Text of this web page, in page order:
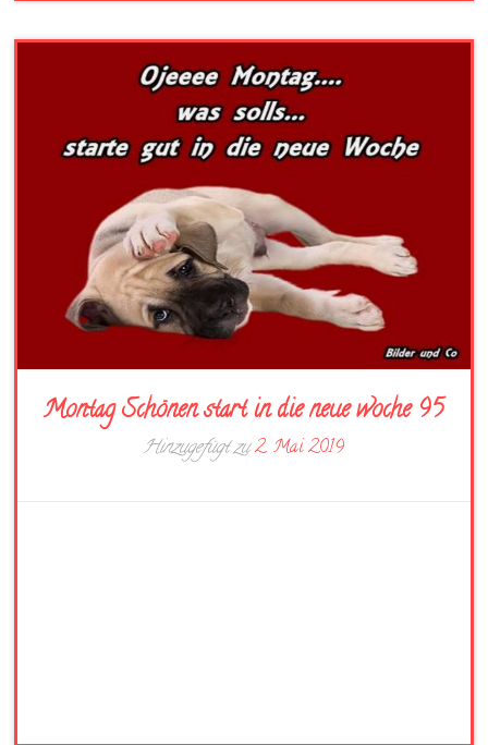
Montag Schönen start in die neue woche 95
Hinzugefügt zu2. Mai 2019